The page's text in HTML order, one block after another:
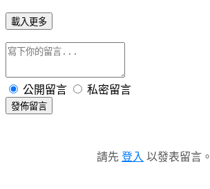
載入更多
公開留言 私密留言
發佈留言
請先 登入 以發表留言。